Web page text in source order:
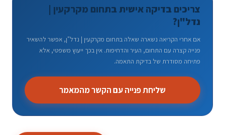
צריכים בדיקה אישית בתחום מקרקעין |
נדל"ן?
אם אחרי הקריאה נשארה שאלה בתחום מקרקעין | נדל"ן, אפשר להשאיר
פנייה קצרה עם התחום, העיר והדחיפות. אין בכך ייעוץ משפטי, אלא
פתיחה מסודרת של בדיקת התאמה.
שליחת פנייה עם הקשר מהמאמר